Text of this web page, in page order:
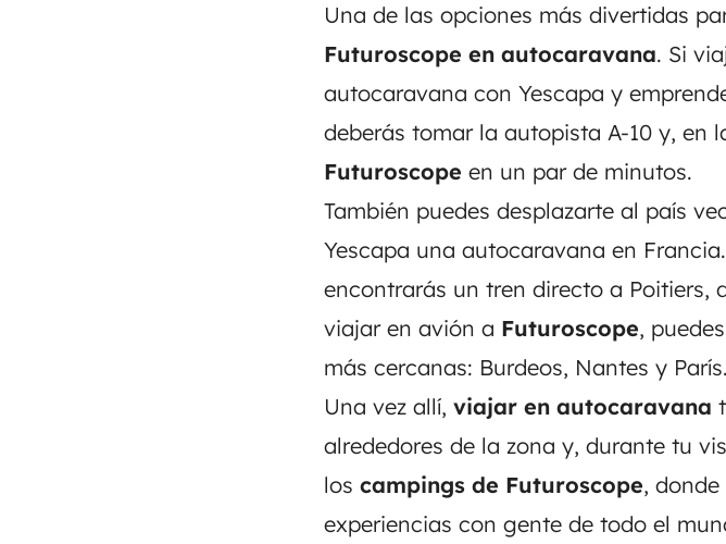
Una de las opciones más divertidas
Futuroscope en autocaravana. Si
autocaravana con Yescapa y
deberás tomar la autopista A-10 y, en
Futuroscope en un par de minutos.
También puedes desplazarte al país
Yescapa una autocaravana en Francia
encontrarás un tren directo a Poitiers,
viajar en avión a Futuroscope,
más cercanas: Burdeos, Nantes y París.
Una vez allí, viajar en autocaravana
alrededores de la zona y, durante tu
los campings de Futuroscope,
experiencias con gente de todo el